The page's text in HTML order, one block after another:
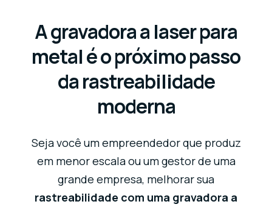
A gravadora a laser para
metal é o próximo passo
da rastreabilidade
moderna
Seja você um empreendedor que produz
em menor escala ou um gestor de uma
grande empresa, melhorar sua
rastreabilidade com uma gravadora a